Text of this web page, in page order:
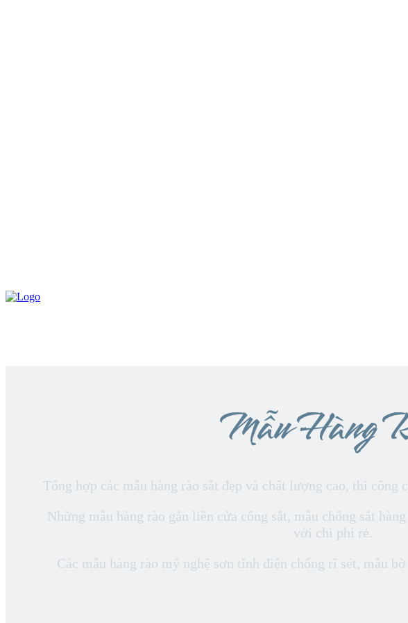
Mẫu Hàng
Tổng hợp các mẫu hàng rào sắt đẹp và chất lượng cao, thi công
Những mẫu hàng rào gắn liền cửa cổng sắt, mẫu chống sắt
với chi phí rẻ.
Các mẫu hàng rào mỹ nghệ sơn tĩnh điện chống rĩ sét, mẫu